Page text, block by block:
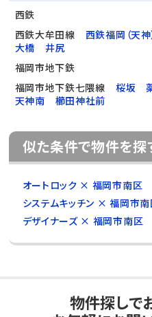
西鉄
西鉄大牟田線
西鉄福岡（天神
大橋
井尻
福岡市地下鉄
福岡市地下鉄七隈線
桜坂
天神南
櫛田神社前
似た条件で物件を探
オートロック × 福岡市南区
システムキッチン × 福岡市
デザイナーズ × 福岡市南区
物件探しで